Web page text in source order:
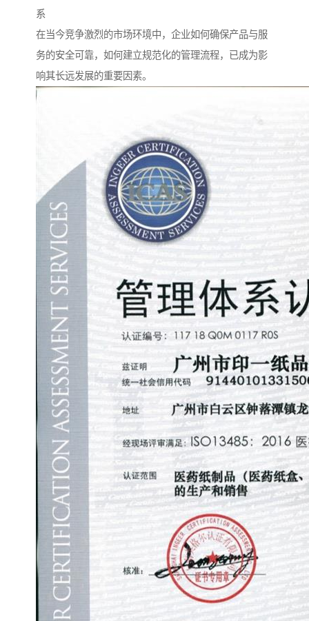
系
在当今竞争激烈的市场环境中，企业如何确保产品与服
务的安全可靠，如何建立规范化的管理流程，已成为影
响其长远发展的重要因素。